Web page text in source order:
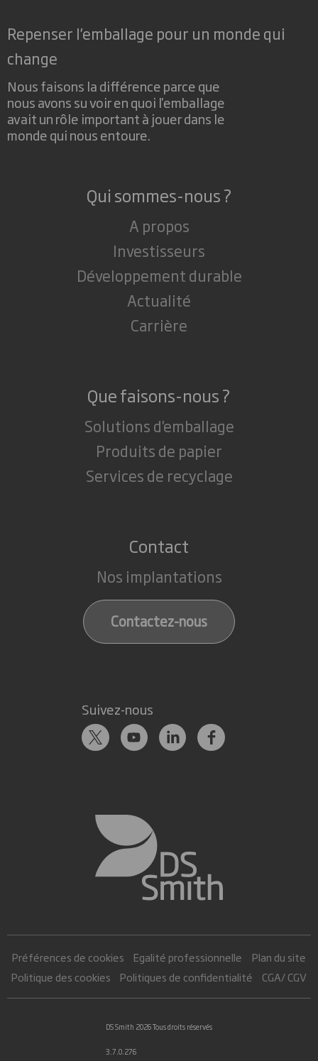
Repenser l’emballage pour un monde qui
change
Nous faisons la différence parce que
nous avons su voir en quoi l'emballage
avait un rôle important à jouer dans le
monde qui nous entoure.
Qui sommes-nous ?
A propos
Investisseurs
Développement durable
Actualité
Carrière
Que faisons-nous ?
Solutions d'emballage
Produits de papier
Services de recyclage
Contact
Nos implantations
Contactez-nous
Suivez-nous
Préférences de cookies Egalité professionnelle
Plan du site
Politique des cookies
Politiques de confidentialité CGA/ CGV
DS Smith 2026 Tous droits réservés
3.7.0.276